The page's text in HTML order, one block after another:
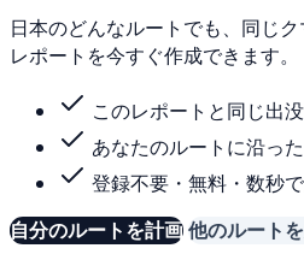
日本のどんなルートでも、同じ
レポートを今すぐ作成できます。
このレポートと同じ出
あなたのルートに沿っ
登録不要・無料・数秒
自分のルートを計画他のルート